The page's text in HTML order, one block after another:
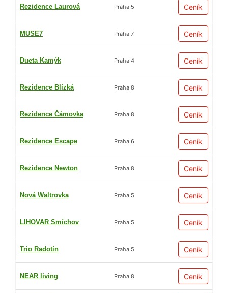
Rezidence Laurová Praha 5 Ceník
MUSE7 Praha 7 Ceník
Dueta Kamýk Praha 4 Ceník
Rezidence Blízká Praha 8 Ceník
Rezidence Čámovka Praha 8 Ceník
Rezidence Escape Praha 6 Ceník
Rezidence Newton Praha 8 Ceník
Nová Waltrovka Praha 5 Ceník
LIHOVAR Smíchov Praha 5 Ceník
Trio Radotín Praha 5 Ceník
NEAR living Praha 8 Ceník